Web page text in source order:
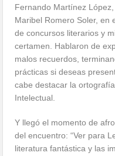
Fernando Martínez
Maribel Romero Soler, en
de concursos literarios y
certamen. Hablaron de
malos recuerdos,
prácticas si deseas
cabe destacar la
Intelectual.
Y llegó el momento de
del encuentro: “Ver para
literatura fantástica y las